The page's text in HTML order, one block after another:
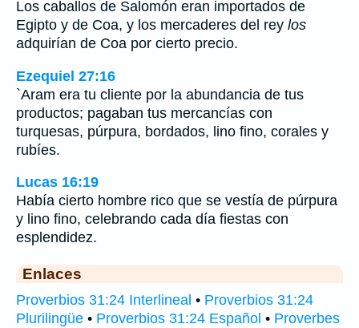
Los caballos de Salomón eran importados de
Egipto y de Coa, y los mercaderes del rey los
adquirían de Coa por cierto precio.
Ezequiel 27:16
`Aram era tu cliente por la abundancia de tus
productos; pagaban tus mercancías con
turquesas, púrpura, bordados, lino fino, corales y
rubíes.
Lucas 16:19
Había cierto hombre rico que se vestía de púrpura
y lino fino, celebrando cada día fiestas con
esplendidez.
Enlaces
Proverbios 31:24 Interlineal • Proverbios 31:24
Plurilingüe • Proverbios 31:24 Español • Proverbes